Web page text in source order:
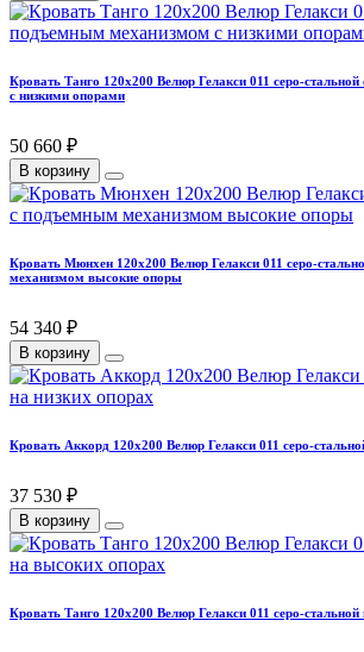
Кровать Танго 120х200 Велюр Гелакси 011 серо-
с низкими опорами
50 660 ₽
В корзину
Кровать Мюнхен 120х200 Велюр Гелакси 011 серо-
механизмом высокие опоры
54 340 ₽
В корзину
Кровать Аккорд 120х200 Велюр Гелакси 011 серо-
37 530 ₽
В корзину
Кровать Танго 120х200 Велюр Гелакси 011 серо-